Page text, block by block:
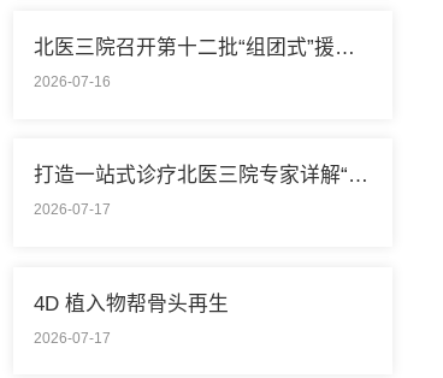
北医三院召开第十二批“组团式”援藏医疗队欢送会
2026-07-16
打造一站式诊疗北医三院专家详解“控糖”新模式
2026-07-17
4D 植入物帮骨头再生
2026-07-17